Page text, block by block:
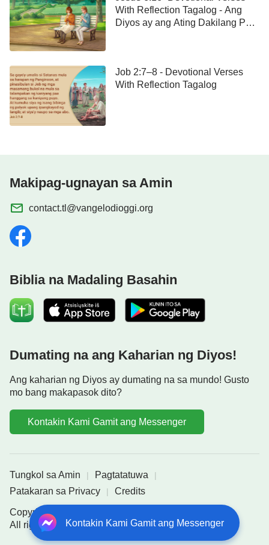
With Reflection Tagalog - Ang
Diyos ay ang Ating Dakilang Pag-
Job 2:7–8 - Devotional Verses
With Reflection Tagalog
Makipag-ugnayan sa Amin
contact.tl@vangelodioggi.org
Biblia na Madaling Basahin
Dumating na ang Kaharian ng Diyos!
Ang kaharian ng Diyos ay dumating na sa mundo! Gusto
mo bang makapasok dito?
Kontakin Kami Gamit ang Messenger
Tungkol sa Amin | Pagtatatuwa |
Patakaran sa Privacy | Credits
Copyright © 2026
-
All rights reserved.Kontakin Kami Gamit ang Messenger